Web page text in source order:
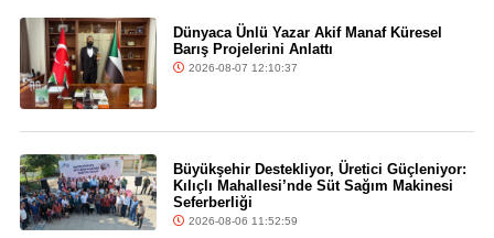
Dünyaca Ünlü Yazar Akif Manaf Küresel
Barış Projelerini Anlattı
2026-08-07 12:10:37
Büyükşehir Destekliyor, Üretici Güçleniyor:
Kılıçlı Mahallesi’nde Süt Sağım Makinesi
Seferberliği
2026-08-06 11:52:59